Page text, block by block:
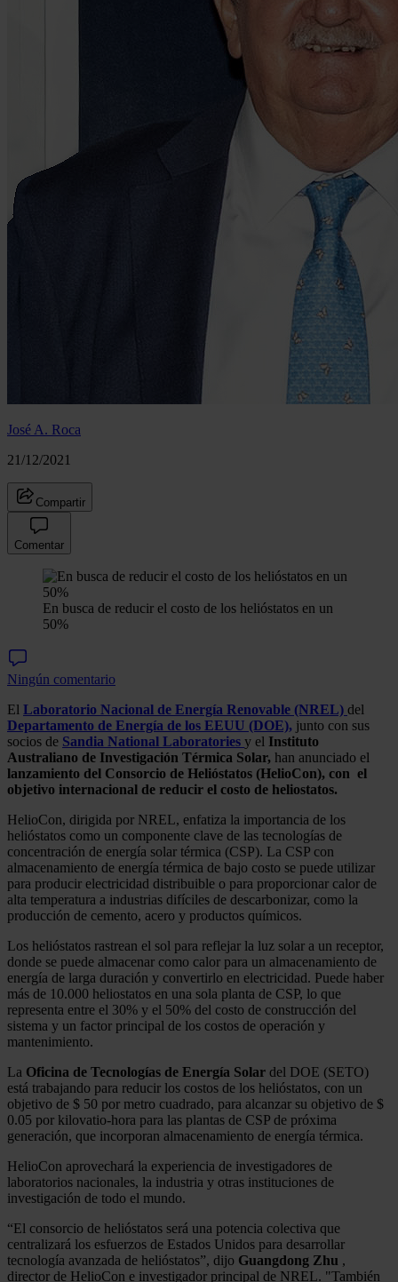
José A. Roca
21/12/2021
Compartir
Comentar
En busca de reducir el costo de los helióstatos en un
50%
Ningún comentario
El Laboratorio Nacional de Energía Renovable (NREL) del
Departamento de Energía de los EEUU (DOE), junto con sus
socios de Sandia National Laboratories y el Instituto
Australiano de Investigación Térmica Solar, han anunciado el
lanzamiento del Consorcio de Helióstatos (HelioCon), con el
objetivo internacional de reducir el costo de heliostatos.
HelioCon, dirigida por NREL, enfatiza la importancia de los
helióstatos como un componente clave de las tecnologías de
concentración de energía solar térmica (CSP). La CSP con
almacenamiento de energía térmica de bajo costo se puede utilizar
para producir electricidad distribuible o para proporcionar calor de
alta temperatura a industrias difíciles de descarbonizar, como la
producción de cemento, acero y productos químicos.
Los helióstatos rastrean el sol para reflejar la luz solar a un receptor,
donde se puede almacenar como calor para un almacenamiento de
energía de larga duración y convertirlo en electricidad. Puede haber
más de 10.000 heliostatos en una sola planta de CSP, lo que
representa entre el 30% y el 50% del costo de construcción del
sistema y un factor principal de los costos de operación y
mantenimiento.
La Oficina de Tecnologías de Energía Solar del DOE (SETO)
está trabajando para reducir los costos de los helióstatos, con un
objetivo de $ 50 por metro cuadrado, para alcanzar su objetivo de $
0.05 por kilovatio-hora para las plantas de CSP de próxima
generación, que incorporan almacenamiento de energía térmica.
HelioCon aprovechará la experiencia de investigadores de
laboratorios nacionales, la industria y otras instituciones de
investigación de todo el mundo.
“El consorcio de helióstatos será una potencia colectiva que
centralizará los esfuerzos de Estados Unidos para desarrollar
tecnología avanzada de helióstatos”, dijo Guangdong Zhu ,
director de HelioCon e investigador principal de NREL. "También